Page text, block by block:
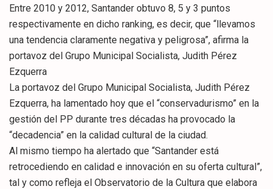
Entre 2010 y 2012, Santander obtuvo 8, 5 y 3 puntos
respectivamente en dicho ranking, es decir, que “llevamos
una tendencia claramente negativa y peligrosa”, afirma la
portavoz del Grupo Municipal Socialista, Judith Pérez
Ezquerra
La portavoz del Grupo Municipal Socialista, Judith Pérez
Ezquerra, ha lamentado hoy que el “conservadurismo” en la
gestión del PP durante tres décadas ha provocado la
“decadencia” en la calidad cultural de la ciudad.
Al mismo tiempo ha alertado que “Santander está
retrocediendo en calidad e innovación en su oferta cultural”,
tal y como refleja el Observatorio de la Cultura que elabora